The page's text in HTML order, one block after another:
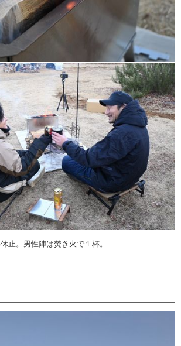
止。男性陣は焚き火で１杯。